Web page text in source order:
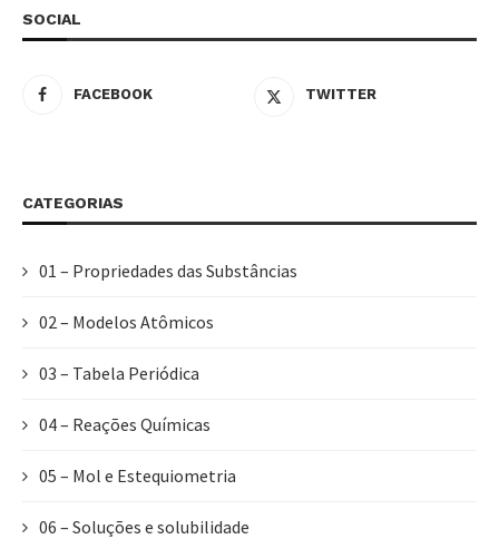
SOCIAL
FACEBOOK TWITTER
CATEGORIAS
01 – Propriedades das Substâncias
02 – Modelos Atômicos
03 – Tabela Periódica
04 – Reações Químicas
05 – Mol e Estequiometria
06 – Soluções e solubilidade